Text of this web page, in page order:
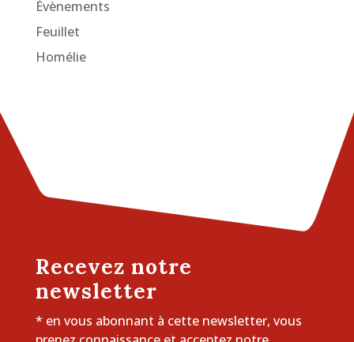
Évènements
Feuillet
Homélie
Recevez notre
newsletter
* en vous abonnant à cette newsletter, vous